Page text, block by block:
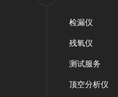
检漏仪
残氧仪
测试服务
顶空分析仪